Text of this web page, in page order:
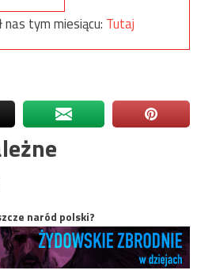
tym miesiącu: Tutaj
naród polski?